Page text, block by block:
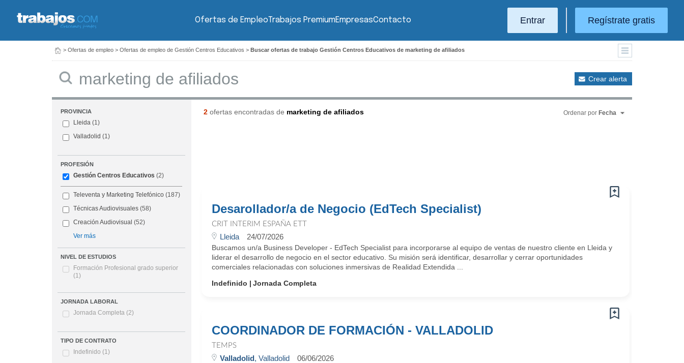
Ofertas de EmpleoTrabajos PremiumEmpresasContacto Entrar Regístrate gratis
> Ofertas de empleo > Ofertas de empleo de Gestión Centros Educativos > Buscar ofertas de trabajo Gestión Centros Educativos de marketing de afiliados
Crear alerta
PROVINCIA
Lleida (1)
Valladolid (1)
PROFESIÓN
Gestión Centros Educativos (2)
Televenta y Marketing Telefónico (187)
Técnicas Audiovisuales (58)
Creación Audiovisual (52)
Ver más
NIVEL DE ESTUDIOS
Formación Profesional grado superior
(1)
JORNADA LABORAL
Jornada Completa (2)
TIPO DE CONTRATO
Indefinido (1)
2ofertas encontradas de marketing de afiliados Ordenar por Fecha
Desarollador/a de Negocio (EdTech Specialist)
CRIT INTERIM ESPAÑA ETT
Lleida 24/07/2026
Buscamos un/a Business Developer - EdTech Specialist para incorporarse al equipo de ventas de nuestro cliente en Lleida y
liderar el desarrollo de negocio en el sector educativo. Su misión será identificar, desarrollar y cerrar oportunidades
comerciales relacionadas con soluciones inmersivas de Realidad Extendida ...
Indefinido
Jornada Completa
COORDINADOR DE FORMACIÓN - VALLADOLID
TEMPS
Valladolid, Valladolid 06/06/2026